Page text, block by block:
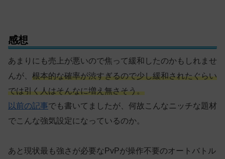
感想
あまりにも売上が悪いので焦って緩和したのかもしれませ
んが、 根本的な確率が渋すぎるので少し緩和されたぐらい
では引く人はそんなに増え無さそう。
以前の記事でも書いてましたが、何故こんなニッチな題材
でこんな強気設定になっているのか。
あと現状最も強さが必要なPvPが操作不要のオートバトル